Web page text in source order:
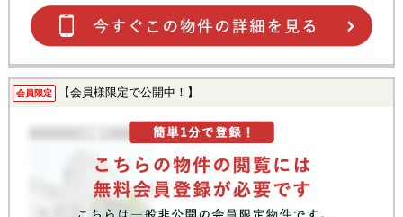
会員限定 【会員様限定で公開中！】